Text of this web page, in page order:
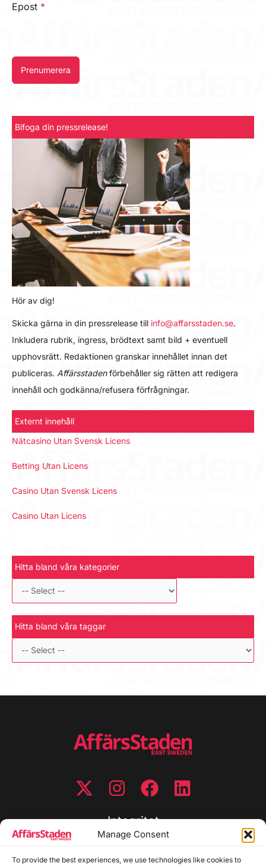
Manage Consent
To provide the best experiences, we use technologies like cookies to
Epost *
Prenumerera
Bifoga din pressrelease!
Hör av dig!
Skicka gärna in din pressrelease till info@affarsstaden.se.
Inkludera rubrik, ingress, brödtext samt bild + eventuell
upphovsrätt. Redaktionen granskar innehållet innan det
publiceras. Affärsstadenförbehåller sig rätten att redigera
innehåll och godkänna/refusera förfrågningar.
Externt innehåll
Nätcasino Utan Svensk Licens
Betting Utan Licens
Casino Utan Svensk Licens
Casino Utan Licens
Hitta bland våra kategorier
Hitta bland våra taggar
Integritet
Cookiepolicy